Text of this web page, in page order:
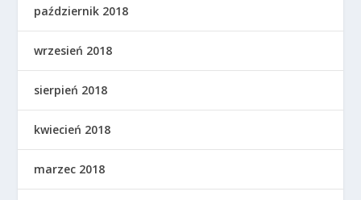
październik 2018
wrzesień 2018
sierpień 2018
kwiecień 2018
marzec 2018